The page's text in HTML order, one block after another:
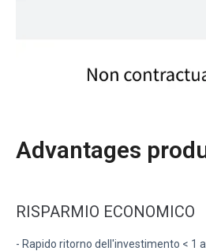
Advantages
RISPARMIO ECONOMICO
- Rapido ritorno dell'investimento < 1